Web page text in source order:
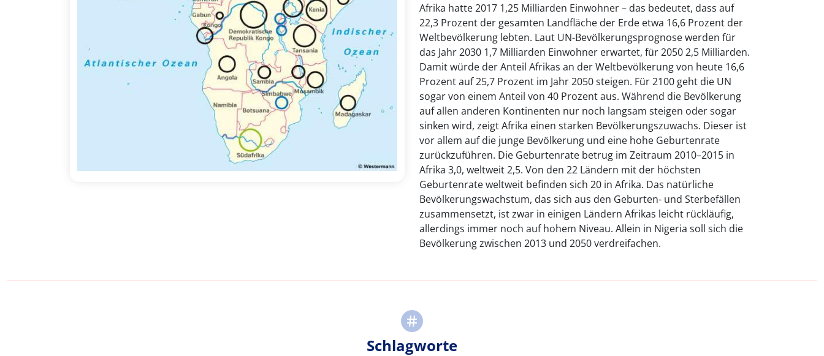
Afrika hatte 2017 1,25 Milliarden Einwohner – das bedeutet, dass auf
22,3 Prozent der gesamten Landfläche der Erde etwa 16,6 Prozent der
Weltbevölkerung lebten. Laut UN-Bevölkerungsprognose werden für
das Jahr 2030 1,7 Milliarden Einwohner erwartet, für 2050 2,5 Milliarden.
Damit würde der Anteil Afrikas an der Weltbevölkerung von heute 16,6
Prozent auf 25,7 Prozent im Jahr 2050 steigen. Für 2100 geht die UN
sogar von einem Anteil von 40 Prozent aus. Während die Bevölkerung
auf allen anderen Kontinenten nur noch langsam steigen oder sogar
sinken wird, zeigt Afrika einen starken Bevölkerungszuwachs. Dieser ist
vor allem auf die junge Bevölkerung und eine hohe Geburtenrate
zurückzuführen. Die Geburtenrate betrug im Zeitraum 2010–2015 in
Afrika 3,0, weltweit 2,5. Von den 22 Ländern mit der höchsten
Geburtenrate weltweit befinden sich 20 in Afrika. Das natürliche
Bevölkerungswachstum, das sich aus den Geburten- und Sterbefällen
zusammensetzt, ist zwar in einigen Ländern Afrikas leicht rückläufig,
allerdings immer noch auf hohem Niveau. Allein in Nigeria soll sich die
Bevölkerung zwischen 2013 und 2050 verdreifachen.
Schlagworte